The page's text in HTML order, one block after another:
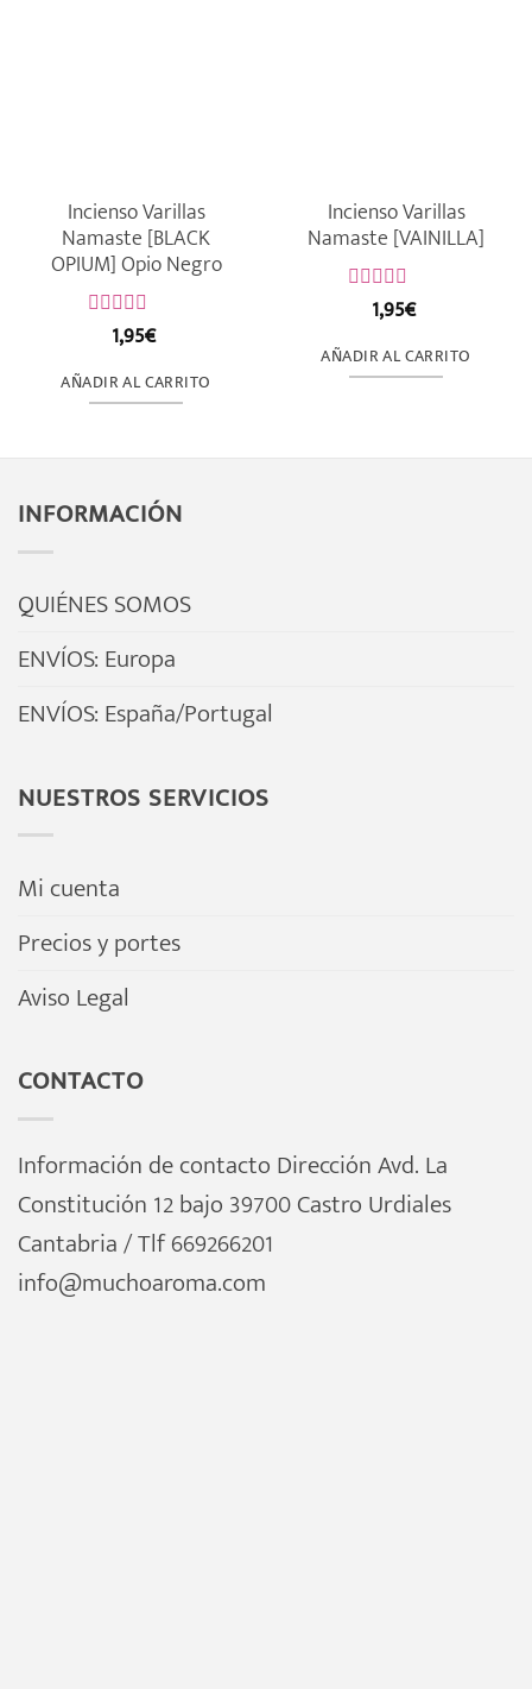
Incienso Varillas
Namaste [BLACK
OPIUM] Opio Negro
Valorado
de
5
1,95€
AÑADIR AL CARRITO
Incienso Varillas
Namaste [VAINILLA]
Valorado
de
5
1,95€
AÑADIR AL CARRITO
INFORMACIÓN
QUIÉNES SOMOS
ENVÍOS: Europa
ENVÍOS: España/Portugal
NUESTROS SERVICIOS
Mi cuenta
Precios y portes
Aviso Legal
CONTACTO
Información de contacto Dirección Avd. La
Constitución 12 bajo 39700 Castro Urdiales
Cantabria / Tlf 669266201
info@muchoaroma.com